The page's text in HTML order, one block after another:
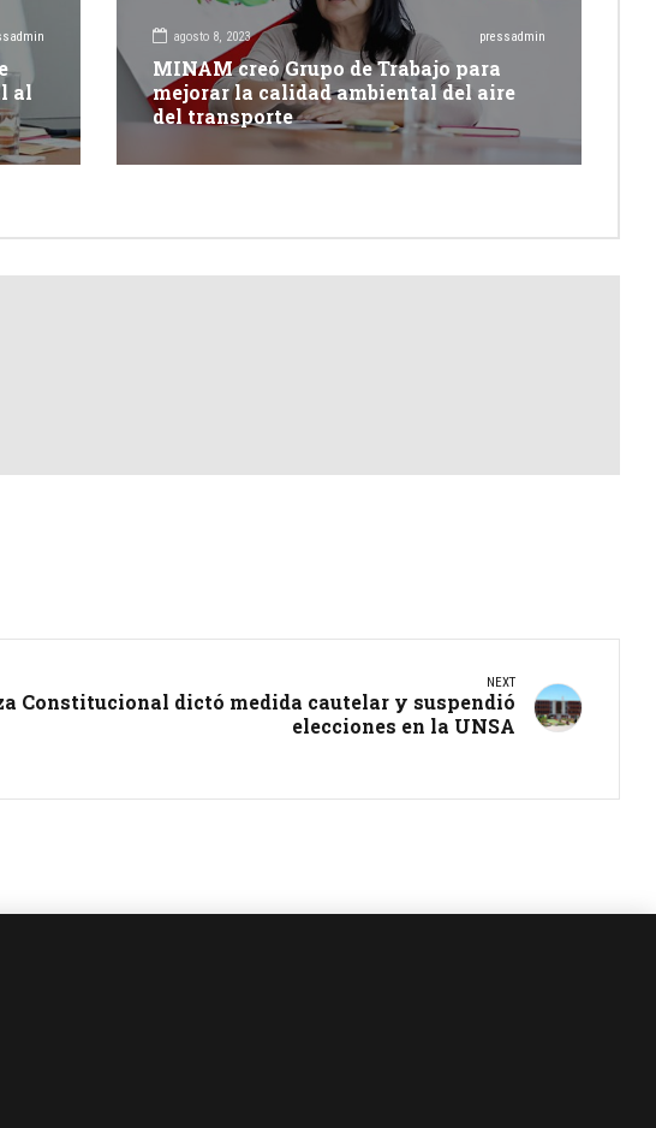
al
agosto 8, 2023 pressadmin
MINAM creó Grupo de Trabajo para
mejorar la calidad ambiental del aire
del transporte
NEXT
Constitucional dictó medida cautelar y suspendió
elecciones en la UNSA